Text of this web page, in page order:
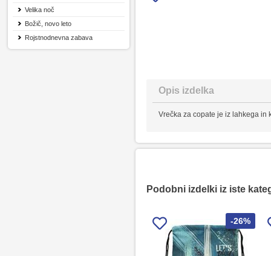
Velika noč
Božič, novo leto
Rojstnodnevna zabava
Opis izdelka
Vrečka za copate je iz lahkega in
Podobni izdelki iz iste
-26%